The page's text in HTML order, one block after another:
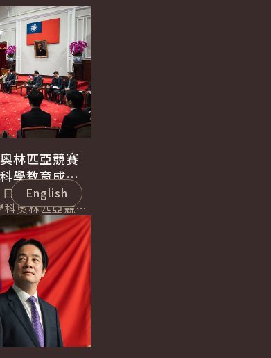
林匹亞競賽
學教育成
以提升實
下午接見
科奧林匹亞競賽
學展現臺灣科
國際舞台上發
English